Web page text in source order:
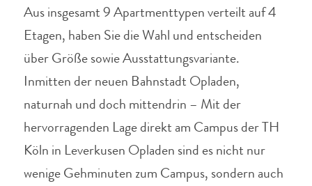
Aus insgesamt 9 Apartmenttypen verteilt auf 4
Etagen, haben Sie die Wahl und entscheiden
über Größe sowie Ausstattungsvariante.
Inmitten der neuen Bahnstadt Opladen,
naturnah und doch mittendrin – Mit der
hervorragenden Lage direkt am Campus der TH
Köln in Leverkusen Opladen sind es nicht nur
wenige Gehminuten zum Campus, sondern auch